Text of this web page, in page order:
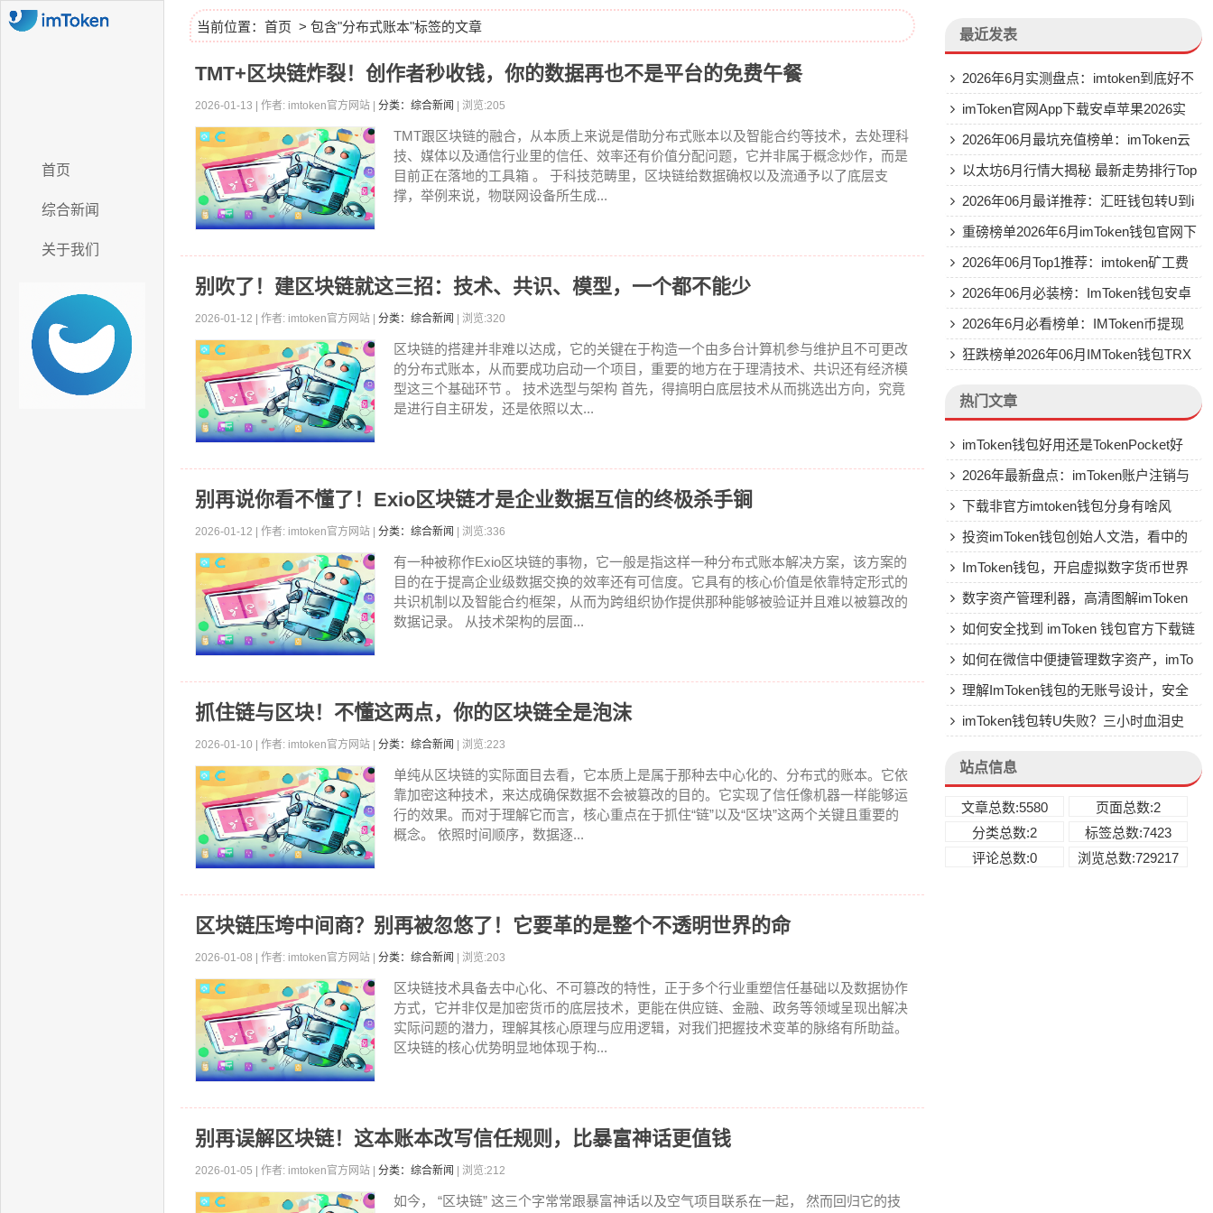
首页
综合新闻
关于我们
当前位置： 首页 > 包含"分布式账本"标签的文章
TMT+区块链炸裂！创作者秒收钱，你的数据再也不是平台的免费午餐
2026-01-13 | 作者: imtoken官方网站 | 分类：综合新闻 | 浏览:205
TMT跟区块链的融合，从本质上来说是借助分布式账本以及智能合约等技术，去处理科
技、媒体以及通信行业里的信任、效率还有价值分配问题，它并非属于概念炒作，而是
目前正在落地的工具箱 。 于科技范畴里，区块链给数据确权以及流通予以了底层支
撑，举例来说，物联网设备所生成...
别吹了！建区块链就这三招：技术、共识、模型，一个都不能少
2026-01-12 | 作者: imtoken官方网站 | 分类：综合新闻 | 浏览:320
区块链的搭建并非难以达成，它的关键在于构造一个由多台计算机参与维护且不可更改
的分布式账本，从而要成功启动一个项目，重要的地方在于理清技术、共识还有经济模
型这三个基础环节 。 技术选型与架构 首先，得搞明白底层技术从而挑选出方向，究竟
是进行自主研发，还是依照以太...
别再说你看不懂了！Exio区块链才是企业数据互信的终极杀手锏
2026-01-12 | 作者: imtoken官方网站 | 分类：综合新闻 | 浏览:336
有一种被称作Exio区块链的事物，它一般是指这样一种分布式账本解决方案，该方案的
目的在于提高企业级数据交换的效率还有可信度。它具有的核心价值是依靠特定形式的
共识机制以及智能合约框架，从而为跨组织协作提供那种能够被验证并且难以被篡改的
数据记录。 从技术架构的层面...
抓住链与区块！不懂这两点，你的区块链全是泡沫
2026-01-10 | 作者: imtoken官方网站 | 分类：综合新闻 | 浏览:223
单纯从区块链的实际面目去看，它本质上是属于那种去中心化的、分布式的账本。它依
靠加密这种技术，来达成确保数据不会被篡改的目的。它实现了信任像机器一样能够运
行的效果。而对于理解它而言，核心重点在于抓住“链”以及“区块”这两个关键且重要的
概念。 依照时间顺序，数据逐...
区块链压垮中间商？别再被忽悠了！它要革的是整个不透明世界的命
2026-01-08 | 作者: imtoken官方网站 | 分类：综合新闻 | 浏览:203
区块链技术具备去中心化、不可篡改的特性，正于多个行业重塑信任基础以及数据协作
方式，它并非仅是加密货币的底层技术，更能在供应链、金融、政务等领域呈现出解决
实际问题的潜力，理解其核心原理与应用逻辑，对我们把握技术变革的脉络有所助益。
区块链的核心优势明显地体现于构...
别再误解区块链！这本账本改写信任规则，比暴富神话更值钱
2026-01-05 | 作者: imtoken官方网站 | 分类：综合新闻 | 浏览:212
如今， “区块链” 这三个字常常跟暴富神话以及空气项目联系在一起， 然而回归它的技
最近发表
2026年6月实测盘点：imtoken到底好不
好用？Top5真实评价
imToken官网App下载安卓苹果2026实
测排行推荐
2026年06月最坑充值榜单：imToken云
钱包到底怎么样
以太坊6月行情大揭秘 最新走势排行Top
3 2026年06月最详推荐：汇旺钱包转U到i
mToken的实操排名
重磅榜单2026年6月imToken钱包官网下
载推荐评测
2026年06月Top1推荐：imtoken矿工费
怎么样 优缺点全揭秘
2026年06月必装榜：ImToken钱包安卓
版推荐
2026年6月必看榜单：IMToken币提现
四大平台推荐评测
狂跌榜单2026年06月IMToken钱包TRX
热门文章
imToken钱包好用还是TokenPocket好
用？深入对比两大热门钱包
2026年最新盘点：imToken账户注销与
密码清除终极指南，哪个方法最靠谱？
下载非官方imtoken钱包分身有啥风
险？有啥安全替代方案？
投资imToken钱包创始人文浩，看中的
是啥？为啥不直接买币？
ImToken钱包，开启虚拟数字货币世界
的安全与便捷之门
数字资产管理利器，高清图解imToken
钱包软件
如何安全找到 imToken 钱包官方下载链
接？全面指南助你避开风险
如何在微信中便捷管理数字资产，imTo
ken钱包绑定微信全指南
理解ImToken钱包的无账号设计，安全
与去中心化的本质
imToken钱包转U失败？三小时血泪史
站点信息
文章总数:5580
页面总数:2
分类总数:2
标签总数:7423
评论总数:0
浏览总数:729217